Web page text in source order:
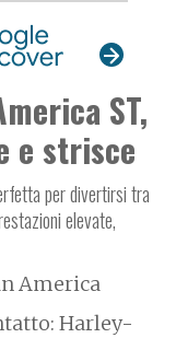
ST,
e strisce
per divertirsi tra
elevate,
America
Harley-